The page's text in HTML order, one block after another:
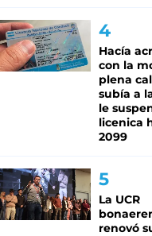
Hacía
con la
plena
subía a
le
licenica
2099
La UCR
renovó